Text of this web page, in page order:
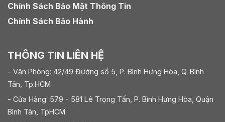
Chính Sách Bảo Mật Thông Tin
Chính Sách Bảo Hành
THÔNG TIN LIÊN HỆ
- Văn Phòng: 42/49 Đường số 5, P. Bình Hưng Hòa, Q. Bình
Tân, Tp.HCM
- Cửa Hàng: 579 - 581 Lê Trọng Tấn, P. Bình Hưng Hòa, Quận
Bình Tân, TpHCM